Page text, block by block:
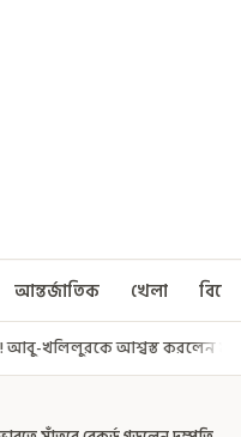
আন্তর্জাতিক খেলা
মুখ্যমন্ত্রী এগিয়ে গেল